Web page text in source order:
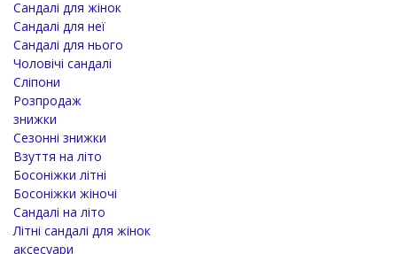
Сандалі для жінок
Сандалі для неї
Сандалі для нього
Чоловічі сандалі
Сліпони
Розпродаж
знижки
Сезонні знижки
Взуття на літо
Босоніжки літні
Босоніжки жіночі
Сандалі на літо
Літні сандалі для жінок
аксесуари